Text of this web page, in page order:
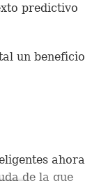
predictivo
un beneficio
ahora
de la que